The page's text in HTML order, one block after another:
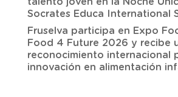
Socrates Educa International
Fruselva participa en Expo
Food 4 Future 2026 y recibe
reconocimiento internacional
innovación en alimentación